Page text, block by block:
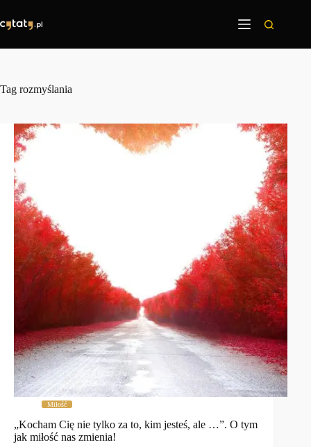
treści
Tag rozmyślania
Miłość
„Kocham Cię nie tylko za to, kim jesteś, ale …”. O tym
jak miłość nas zmienia!